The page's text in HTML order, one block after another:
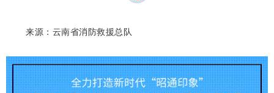
来源：云南省消防救援总队